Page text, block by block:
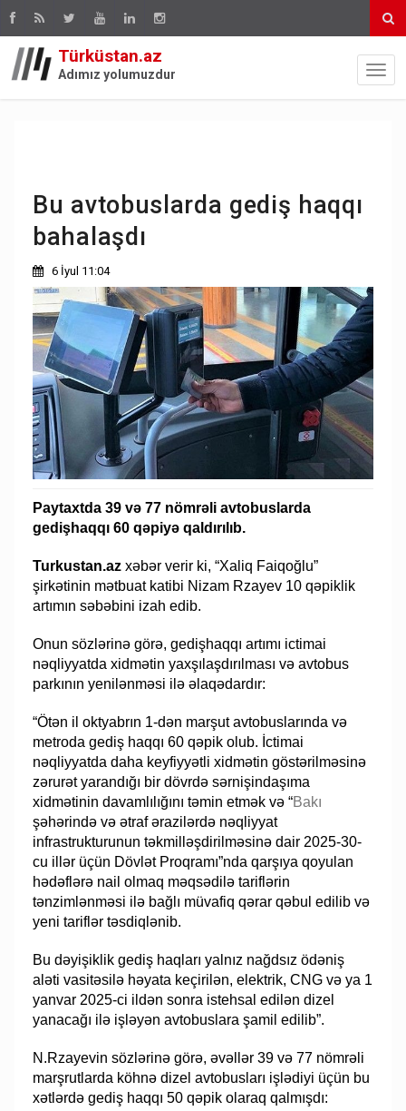
Türküstan.az
Adımız yolumuzdur
Bu avtobuslarda gediş haqqı
bahalaşdı
6 İyul 11:04
Paytaxtda 39 və 77 nömrəli avtobuslarda
gedişhaqqı 60 qəpiyə qaldırılıb.
Turkustan.az xəbər verir ki, “Xaliq Faiqoğlu”
şirkətinin mətbuat katibi Nizam Rzayev 10 qəpiklik
artımın səbəbini izah edib.
Onun sözlərinə görə, gedişhaqqı artımı ictimai
nəqliyyatda xidmətin yaxşılaşdırılması və avtobus
parkının yenilənməsi ilə əlaqədardır:
“Ötən il oktyabrın 1-dən marşut avtobuslarında və
metroda gediş haqqı 60 qəpik olub. İctimai
nəqliyyatda daha keyfiyyətli xidmətin göstərilməsinə
zərurət yarandığı bir dövrdə sərnişindaşıma
xidmətinin davamlılığını təmin etmək və “Bakı
şəhərində və ətraf ərazilərdə nəqliyyat
infrastrukturunun təkmilləşdirilməsinə dair 2025-30-
cu illər üçün Dövlət Proqramı”nda qarşıya qoyulan
hədəflərə nail olmaq məqsədilə tariflərin
tənzimlənməsi ilə bağlı müvafiq qərar qəbul edilib və
yeni tariflər təsdiqlənib.
Bu dəyişiklik gediş haqları yalnız nağdsız ödəniş
aləti vasitəsilə həyata keçirilən, elektrik, CNG və ya 1
yanvar 2025-ci ildən sonra istehsal edilən dizel
yanacağı ilə işləyən avtobuslara şamil edilib”.
N.Rzayevin sözlərinə görə, əvəllər 39 və 77 nömrəli
marşrutlarda köhnə dizel avtobusları işlədiyi üçün bu
xətlərdə gediş haqqı 50 qəpik olaraq qalmışdı: